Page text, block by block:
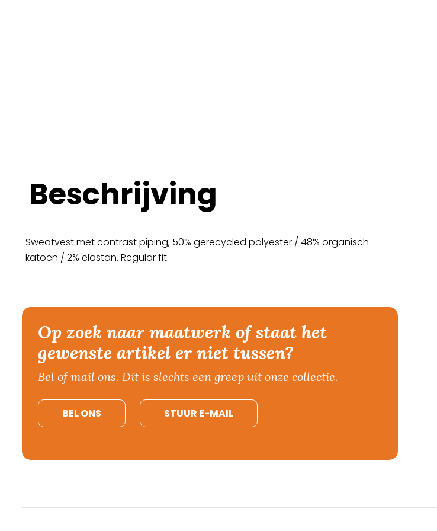
Beschrijving
Sweatvest met contrast piping, 50% gerecycled polyester / 48% organisch
katoen / 2% elastan. Regular fit
Op zoek naar maatwerk of staat het
gewenste artikel er niet tussen?
Bel of mail ons. Dit is slechts een greep uit onze collectie.
BEL ONS STUUR E-MAIL